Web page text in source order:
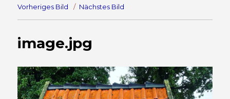
Vorheriges Bild Nächstes Bild
image.jpg